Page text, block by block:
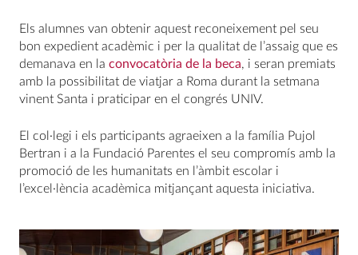
Els alumnes van obtenir aquest reconeixement pel seu
bon expedient acadèmic i per la qualitat de l’assaig que es
demanava en la convocatòria de la beca, i seran premiats
amb la possibilitat de viatjar a Roma durant la setmana
vinent Santa i praticipar en el congrés UNIV.
El col·legi i els participants agraeixen a la família Pujol
Bertran i a la Fundació Parentes el seu compromís amb la
promoció de les humanitats en l’àmbit escolar i
l’excel·lència acadèmica mitjançant aquesta iniciativa.